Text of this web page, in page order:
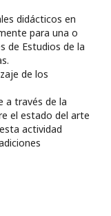
didácticos en
para una o
de Estudios de la
de los
a través de la
el estado del arte
actividad